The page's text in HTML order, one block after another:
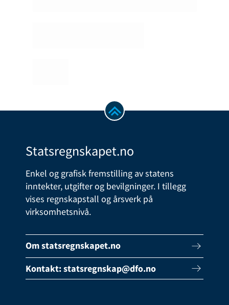
Statsregnskapet.no
Enkel og grafisk fremstilling av statens
inntekter, utgifter og bevilgninger. I tillegg
vises regnskapstall og årsverk på
virksomhetsnivå.
Om statsregnskapet.no
Kontakt:statsregnskap@dfo.no